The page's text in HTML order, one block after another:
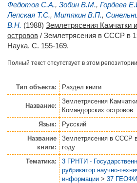
Федотов С.А., Зобин В.М., Гордеев
Лепская Т.С., Митякин В.П.,
В.Н. (1988) Землетрясения Камчатки
островов / Землетрясения в СССР в
Наука. С. 155-169.
Полный текст отсутствует в этом репозитории.
Тип объекта: Раздел книги
Название:
Землетрясения
Командорских островов
Язык:
Русский
Название
книги:
Землетрясения в СССР
году
Тематика:
3 ГРНТИ -
рубрикатор научно-
информации > 37